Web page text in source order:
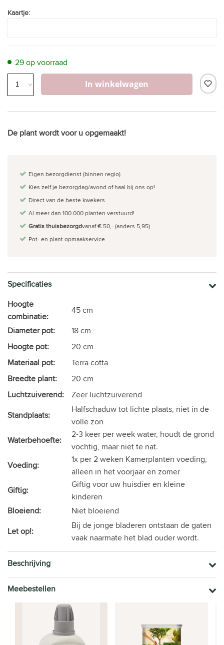
Kaartje:
29 op voorraad
In winkelwagen
De plant wordt voor u opgemaakt!
Eigen bezorgdienst (binnen regio)
Kies zelf je bezorgdag/avond of haal bij ons op!
Direct van de beste kwekers
Al meer dan 100.000 planten verstuurd!
Gratis thuisbezorgdvanaf € 50,- (anders 5,95)
Pot- en plant opmaakservice
Specificaties
Hoogte
combinatie:
45 cm
Diameter pot:
18 cm
Hoogte pot:
20 cm
Materiaal pot:
Terra cotta
Breedte plant:
20 cm
Luchtzuiverend:
Zeer luchtzuiverend
Standplaats:
Halfschaduw tot lichte plaats, niet in de
volle zon
Waterbehoefte:
2-3 keer per week water, houdt de grond
vochtig, maar niet te nat.
Voeding:
1x per 2 weken Kamerplanten voeding,
alleen in het voorjaar en zomer
Giftig:
Giftig voor uw huisdier en kleine
kinderen
Bloeiend:
Niet bloeiend
Let op!:
Bij de jonge bladeren ontstaan de gaten
vaak naarmate het blad ouder wordt.
Beschrijving
Meebestellen